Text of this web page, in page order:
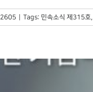
2605 Tags: 민속소식 제315호,